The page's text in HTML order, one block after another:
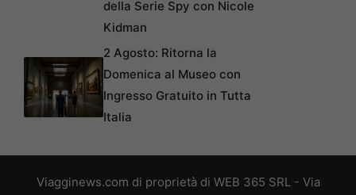
della Serie Spy con Nicole
Kidman
2 Agosto: Ritorna la
Domenica al Museo con
Ingresso Gratuito in Tutta
Italia
Viagginews.com di proprietà di WEB 365 SRL - Via